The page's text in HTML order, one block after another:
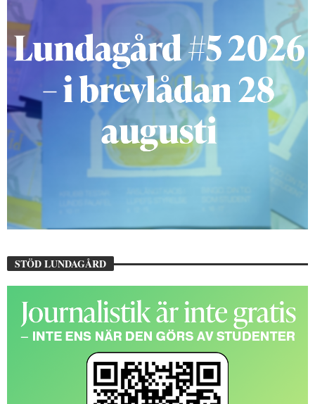
STÖD LUNDAGÅRD